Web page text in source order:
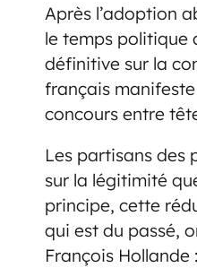
Après l’adoption
le temps politique
définitive sur la
français
concours entre
Les partisans des
sur la légitimité
principe, cette
qui est du passé,
François